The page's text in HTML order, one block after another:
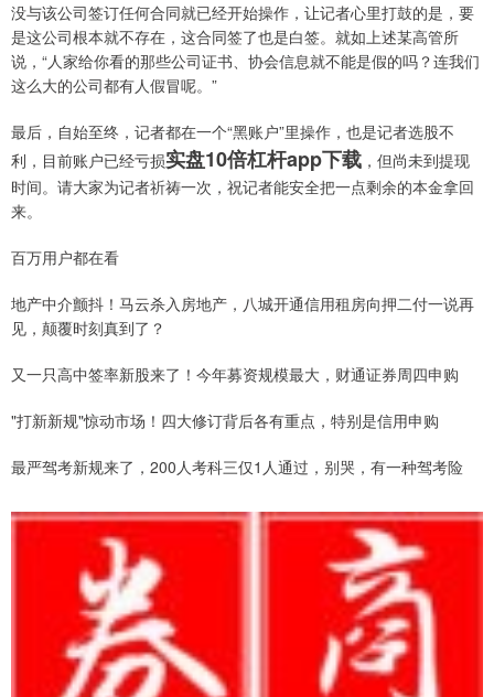
没与该公司签订任何合同就已经开始操作，让记者心里打鼓的是，要
是这公司根本就不存在，这合同签了也是白签。就如上述某高管所
说，“人家给你看的那些公司证书、协会信息就不能是假的吗？连我们
这么大的公司都有人假冒呢。”
最后，自始至终，记者都在一个“黑账户”里操作，也是记者选股不
利，目前账户已经亏损实盘10倍杠杆app下载 ，但尚未到提现
时间。请大家为记者祈祷一次，祝记者能安全把一点剩余的本金拿回
来。
百万用户都在看
地产中介颤抖！马云杀入房地产，八城开通信用租房向押二付一说再
见，颠覆时刻真到了？
又一只高中签率新股来了！今年募资规模最大，财通证券周四申购
"打新新规"惊动市场！四大修订背后各有重点，特别是信用申购
最严驾考新规来了，200人考科三仅1人通过，别哭，有一种驾考险